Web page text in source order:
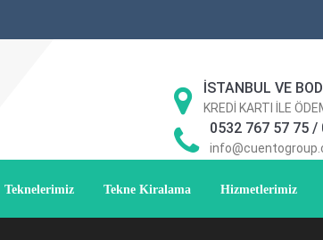
İSTANBUL VE
KREDİ KARTI İLE
0532 767 57 75 /
Teknelerimiz Tekne Kiralama Hizmetlerimiz